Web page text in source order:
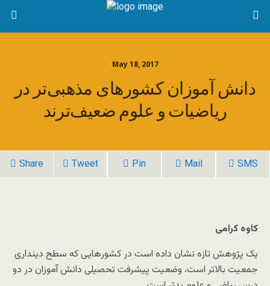
May 18, 2017
دانش آموزان کشورهای مذهبی‌تر در
ریاضیات و علوم ضعیف‌ترند
Share Tweet Pin Mail SMS
کاوه کرامی
یک پژوهش تازه نشان داده است در کشورهایی که سطح دینداری
جمعیت بالاتر است، وضعیت پیشرفت تحصیلی دانش آموزان در دو